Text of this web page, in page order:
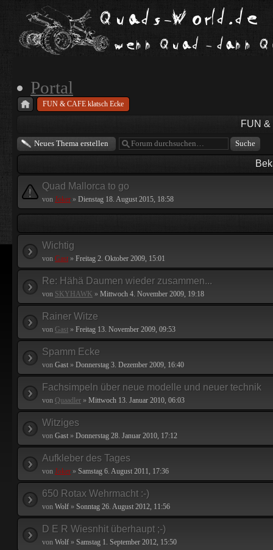
Portal
FUN & CAFE klatsch Ecke
FUN
Neues Thema erstellen
Quad Mallorca to go
von Joker » Dienstag 18. August 2015, 18:58
Wichtig
von Gast » Freitag 2. Oktober 2009, 15:01
Re: Hähä Daumen wieder zusammen...
von SKYHAWK » Mittwoch 4. November 2009, 19:18
Rainer Witze
von Gast » Freitag 13. November 2009, 09:53
Spamm Ecke
von Gast » Donnerstag 3. Dezember 2009, 16:40
Fachsimpeln über neue modelle und neuer technik
von Quaadler » Mittwoch 13. Januar 2010, 06:03
Witziges
von Gast » Donnerstag 28. Januar 2010, 17:12
Aufkleber des Tages
von Joker » Samstag 6. August 2011, 17:36
650 Rotax Wehrmacht :-)
von Wolf » Sonntag 26. August 2012, 11:56
D E R Wiesnhit überhaupt ;-)
von Wolf » Samstag 1. September 2012, 15:50